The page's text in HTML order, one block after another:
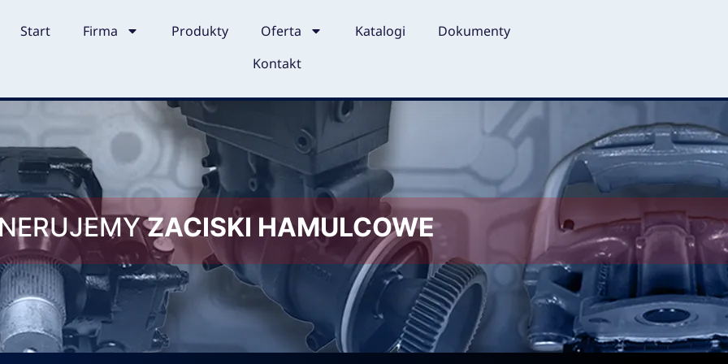
Start Firma Produkty Oferta Katalogi
Dokumenty
Kontakt
ZACISKI HAMULCOWE